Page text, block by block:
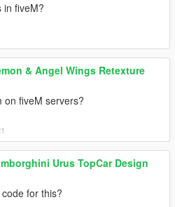
in fiveM?
& Angel Wings Retexture
on fiveM servers?
Urus TopCar Design
for this?